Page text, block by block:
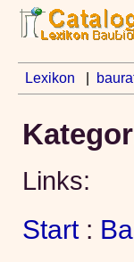
Lexikon
Links:
Start: